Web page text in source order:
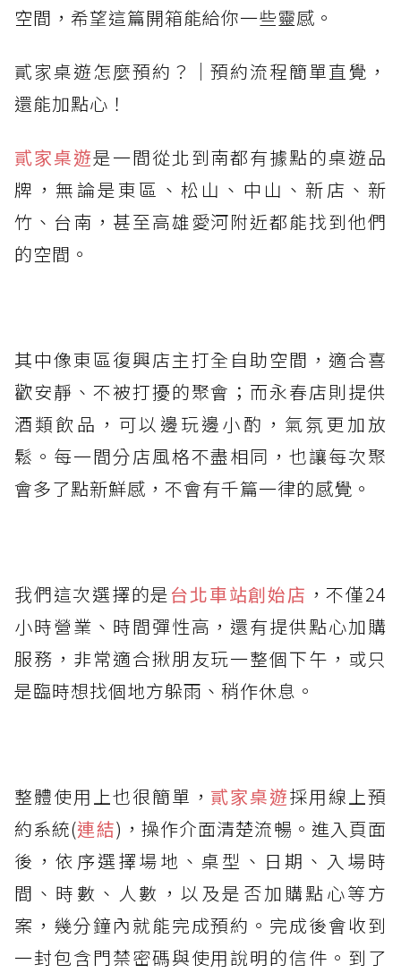
空間，希望這篇開箱能給你一些靈感。
貳家桌遊怎麼預約？｜預約流程簡單直覺，
還能加點心！
貳家桌遊是一間從北到南都有據點的桌遊品
牌，無論是東區、松山、中山、新店、新
竹、台南，甚至高雄愛河附近都能找到他們
的空間。
其中像東區復興店主打全自助空間，適合喜
歡安靜、不被打擾的聚會；而永春店則提供
酒類飲品，可以邊玩邊小酌，氣氛更加放
鬆。每一間分店風格不盡相同，也讓每次聚
會多了點新鮮感，不會有千篇一律的感覺。
我們這次選擇的是台北車站創始店 ，不僅24
小時營業、時間彈性高，還有提供點心加購
服務，非常適合揪朋友玩一整個下午，或只
是臨時想找個地方躲雨、稍作休息。
整體使用上也很簡單， 貳家桌遊採用線上預
約系統(連結)，操作介面清楚流暢。進入頁面
後，依序選擇場地、桌型、日期、入場時
間、時數、人數，以及是否加購點心等方
案，幾分鐘內就能完成預約。完成後會收到
一封包含門禁密碼與使用說明的信件。到了